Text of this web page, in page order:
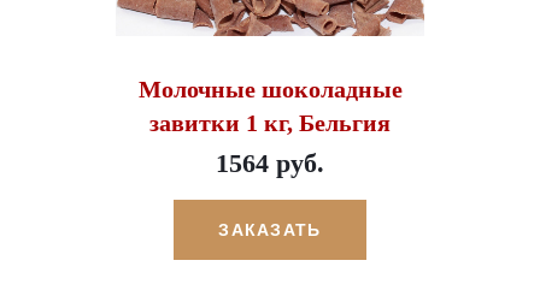
Молочные шоколадные
завитки 1 кг, Бельгия
1564 руб.
ЗАКАЗАТЬ